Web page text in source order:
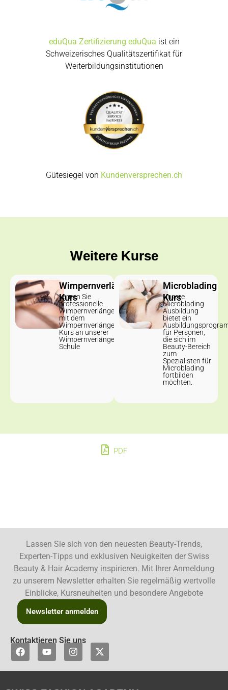
eduQua Zertifizierung eduQua ist ein
Schweizerisches Qualitätszertifikat für
Weiterbildungsinstitutionen
Gütesiegel von Kundenversprechen.ch
Weitere Kurse
Wimpernverlängerung
Kurs
Lernen Sie
professionelle
Wimpernverlängerung
mit dem
Wimpernverlängerung
Kurs an unserer
Wimpernverlängerung
Schule
Microblading
Kurs
Unsere
Microblading
Ausbildung
bietet ein
für Personen,
die sich im
Beauty-Bereich
zum
Spezialisten für
Microblading
fortbilden
möchten.
PDF
Lassen Sie sich von den neuesten Beauty-Trends,
Experten-Tipps und exklusiven Neuigkeiten der Swiss
Beauty & Hair Academy inspirieren. Mit Ihrer Anmeldung
zu unserem Newsletter erhalten Sie regelmäßig wertvolle
Einblicke, Kursneuheiten und besondere Angebote
Newsletter anmelden
Kontaktieren Sie uns
F
a
e
Y
o
t
I
n
t
X
-
w